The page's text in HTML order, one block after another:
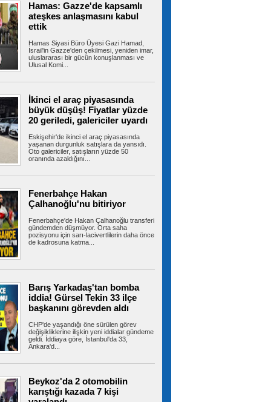
İstanbul'da tahliye edilen bina
4 katlı boş bir bina çöktü.
olmadığı öğrenilirken,...
Şehit ve gazilere yeni haklar
kanun teklifi komisyondan geçti
İttifakı tarafından hazırlanan ve
sunulan şehit ve gazilere yeni...
yıktı!
3. eleme turu ilk maçında...
Avcılar’da otomobil ile çarpışan
sürücüsü ağır yaralandı
otomobil ile çarpışan motosikletin
ağır yaralandı....
İstanbul-İzmir Otoyolu tünelinde
2 yaralı
İzmir Otoyolu Orhangazi Tüneli'nde
kamyona arkadan çarptığı...
Ümraniye Belediyesi'nden
gençlere yönelik projeler
Belediyesi, gençlerin üniversite
Hamas: Gazze'de kapsamlı
ateşkes anlaşmasını kabul
ettik
Hamas Siyasi Büro Üyesi Gazi Hamad,
İsrail'in Gazze'den çekilmesi, yeniden imar,
uluslararası bir gücün konuşlanması ve
Ulusal Komi...
İkinci el araç piyasasında
büyük düşüş! Fiyatlar yüzde
20 geriledi, galericiler uyardı
Eskişehir'de ikinci el araç piyasasında
yaşanan durgunluk satışlara da yansıdı.
Oto galericiler, satışların yüzde 50
oranında azaldığını...
Fenerbahçe Hakan
Çalhanoğlu'nu bitiriyor
Fenerbahçe'de Hakan Çalhanoğlu transferi
gündemden düşmüyor. Orta saha
pozisyonu için sarı-lacivertlilerin daha önce
de kadrosuna katma...
Barış Yarkadaş'tan bomba
iddia! Gürsel Tekin 33 ilçe
başkanını görevden aldı
CHP'de yaşandığı öne sürülen görev
değişikliklerine ilişkin yeni iddialar gündeme
geldi. İddiaya göre, İstanbul'da 33,
Ankara'd...
Beykoz'da 2 otomobilin
karıştığı kazada 7 kişi